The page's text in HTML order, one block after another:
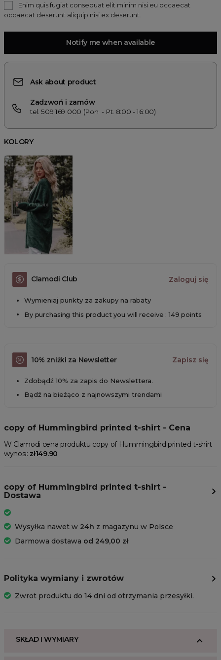
Enim quis fugiat consequat elit minim nisi eu occaecat
occaecat deserunt aliquip nisi ex deserunt.
Notify me when available
Ask about product
Zadzwoń i zamów
tel. 509 169 000 (Pon. - Pt. 8:00 - 16:00)
KOLORY
Clamodi Club Zaloguj się
Wymieniaj punkty za zakupy na rabaty
By purchasing this product you will receive : 149 points
10% zniżki za Newsletter Zapisz się
Zdobądź 10% za zapis do Newslettera.
Bądź na bieżąco z najnowszymi trendami
copy of Hummingbird printed t-shirt - Cena
W Clamodi cena produktu copy of Hummingbird printed t-shirt
wynosi: zł149.90
copy of Hummingbird printed t-shirt -
Dostawa
Wysyłka nawet w 24h z magazynu w Polsce
Darmowa dostawa od 249,00 zł
Polityka wymiany i zwrotów
Zwrot produktu do 14 dni od otrzymania przesyłki.
SKŁAD I WYMIARY